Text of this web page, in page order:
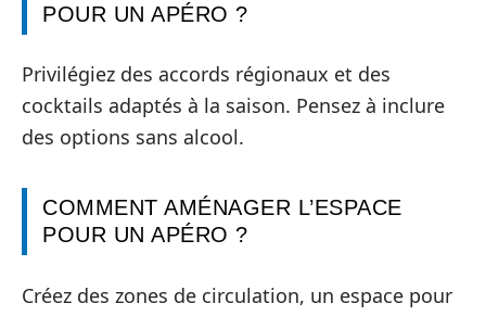
POUR UN APÉRO ?
Privilégiez des accords régionaux et des
cocktails adaptés à la saison. Pensez à inclure
des options sans alcool.
COMMENT AMÉNAGER L’ESPACE
POUR UN APÉRO ?
Créez des zones de circulation, un espace pour